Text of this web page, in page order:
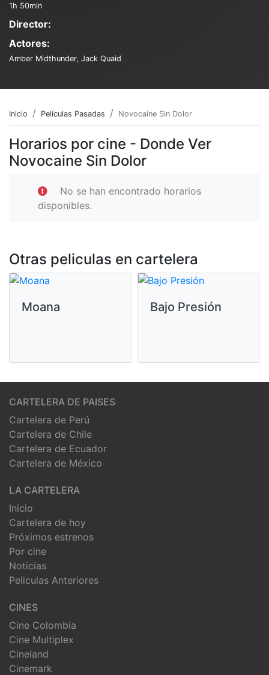
1h 50min
Director:
Actores:
Amber Midthunder, Jack Quaid
Inicio Películas Pasadas Novocaine Sin Dolor
Horarios por cine - Donde Ver
Novocaine Sin Dolor
No se han encontrado horarios
disponibles.
Otras peliculas en cartelera
Moana Bajo Presión
CARTELERA DE PAISES
Cartelera de Perú
Cartelera de Chile
Cartelera de Ecuador
Cartelera de México
LA CARTELERA
Inicio
Cartelera de hoy
Próximos estrenos
Por cine
Noticias
Peliculas Anteriores
CINES
Cine Colombia
Cine Multiplex
Cineland
Cinemark